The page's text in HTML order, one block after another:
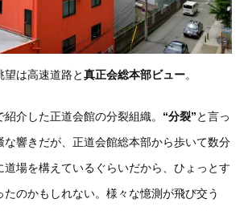
は高速道路と真正会総本部ビュー。
介した正道会館の分裂組織。 “分裂”と言っ
な響きだが、正道会館総本部から歩いて数分
道場を構えているぐらいだから、ひょっとす
たのかもしれない。様々な憶測が飛び交う